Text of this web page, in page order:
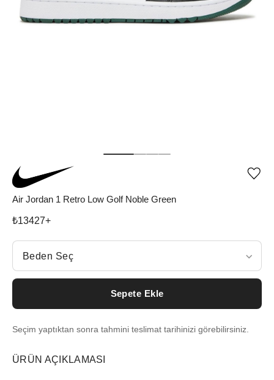
Air Jordan 1 Retro Low Golf Noble Green
₺13427+
Beden Seç
Beden Seç
Sepete Ekle
Seçim yaptıktan sonra tahmini teslimat tarihinizi görebilirsiniz.
ÜRÜN AÇIKLAMASI